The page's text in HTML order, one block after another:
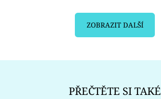
ZOBRAZIT DALŠÍ
PŘEČTĚTE SI TAKÉ